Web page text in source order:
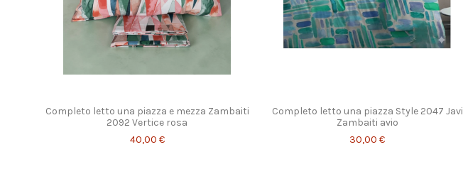
Completo letto una piazza e mezza Zambaiti
2092 Vertice rosa
40,00 €
Completo letto una piazza Style 2047 Javi
Zambaiti avio
30,00 €